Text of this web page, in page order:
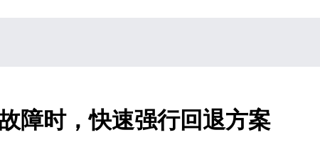
障时，快速强行回退方案